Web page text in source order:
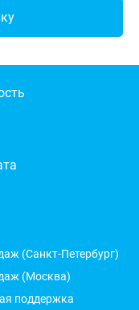
(Санкт-Петербург)
(Москва)
поддержка